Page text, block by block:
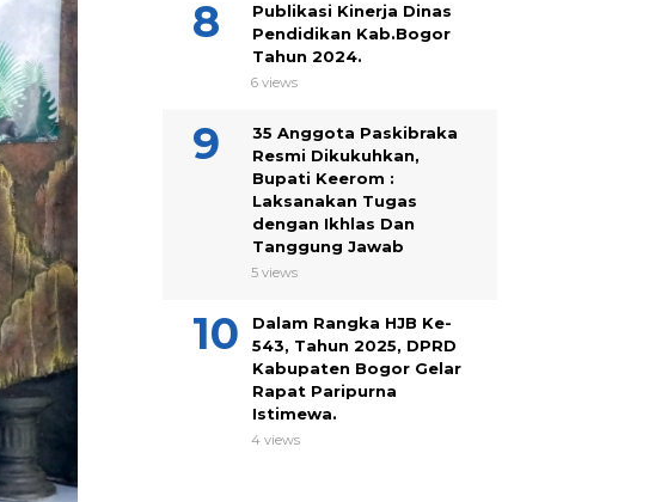
Publikasi Kinerja Dinas
Pendidikan Kab.Bogor
Tahun 2024.
6 views
35 Anggota Paskibraka
Resmi Dikukuhkan,
Bupati Keerom :
Laksanakan Tugas
dengan Ikhlas Dan
Tanggung Jawab
5 views
Dalam Rangka HJB Ke-
543, Tahun 2025, DPRD
Kabupaten Bogor Gelar
Rapat Paripurna
Istimewa.
4 views